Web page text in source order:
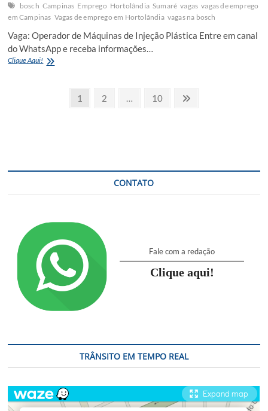
bosch Campinas Emprego Hortolândia Sumaré vagas vagas de emprego
em Campinas Vagas de emprego em Hortolândia vagas na bosch
Vaga: Operador de Máquinas de Injeção Plástica Entre em canal
do WhatsApp e receba informações…
Clique Aqui! BOSCH
NavegaçãoPage
1 Page
2 Page
10
Next
CONTATO
Fale com a redação
Clique aqui!
TRÂNSITO EM TEMPO REAL